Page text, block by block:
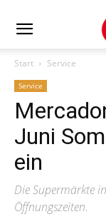
Start Service
Service
Juni
ein
Die Supermärkte
Öffnungszeiten.